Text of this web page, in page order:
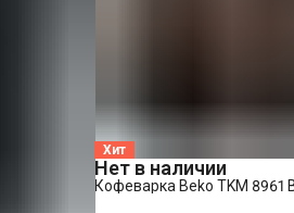
Хит
Нет в наличии
Кофеварка Beko TKM 8961